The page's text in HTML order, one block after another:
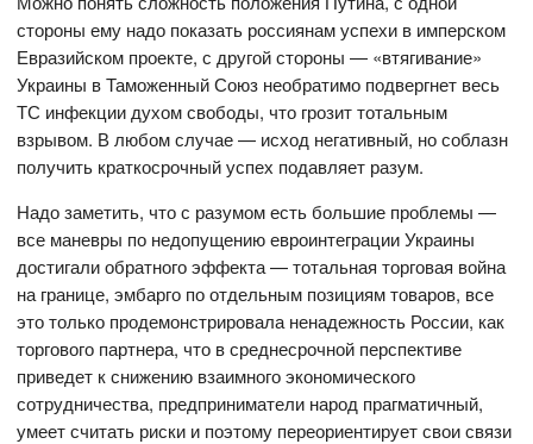
стороны ему надо показать россиянам успехи в имперском
Евразийском проекте, с другой стороны — «втягивание»
Украины в Таможенный Союз необратимо подвергнет весь
ТС инфекции духом свободы, что грозит тотальным
взрывом. В любом случае — исход негативный, но соблазн
получить краткосрочный успех подавляет разум.
Надо заметить, что с разумом есть большие проблемы —
все маневры по недопущению евроинтеграции Украины
достигали обратного эффекта — тотальная торговая война
на границе, эмбарго по отдельным позициям товаров, все
это только продемонстрировала ненадежность России, как
торгового партнера, что в среднесрочной перспективе
приведет к снижению взаимного экономического
сотрудничества, предприниматели народ прагматичный,
умеет считать риски и поэтому переориентирует свои связи